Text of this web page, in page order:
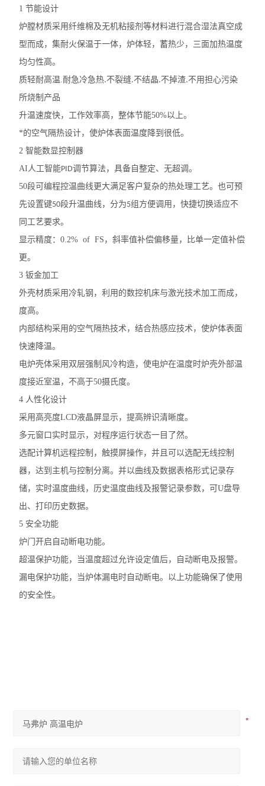
1节能设计
炉膛材质采用纤维棉及无机粘接剂等材料进行混合湿法真空成
型而成，集耐火保温于一体，炉体轻，蓄热少，三面加热温度
均匀性高。
质轻耐高温 .耐急冷急热.不裂缝.不结晶.不掉渣.不用担心污染
所烧制产品
升温速度快，工作效率高，整体节能50%以上。
*的空气隔热设计，使炉体表面温度降到很低。
2智能数显控制器
AI 人工智能PID调节算法，具备自整定、无超调。
50段可编程控温曲线更大满足客户复杂的热处理工艺。也可预
先设置键50段升温曲线，分为5组方便调用，快捷切换适应不
同工艺要求。
显示精度：0.2% of FS ，斜率值补偿偏移量，比单一定值补偿
更。
3钣金加工
外壳材质采用冷轧钢，利用的数控机床与激光技术加工而成，
度高。
内部结构采用的空气隔热技术，结合热感应技术，使炉体表面
快速降温。
电炉壳体采用双层强制风冷构造，使电炉在温度时炉壳外部温
度接近室温，不高于50摄氏度。
4 人性化设计
采用高亮度LCD液晶屏显示，提高辨识清晰度。
多元窗口实时显示，对程序运行状态一目了然。
选配计算机远程控制，触摸屏操作，并且可以选配无线控制
器，达到主机与控制分离。并以曲线及数据表格形式记录存
储，实时温度曲线，历史温度曲线及报警记录参数，可U盘导
出、打印历史数据。
5 安全功能
炉门开启自动断电功能。
超温保护功能，当温度超过允许设定值后，自动断电及报警。
漏电保护功能，当炉体漏电时自动断电。以上功能确保了使用
的安全性。